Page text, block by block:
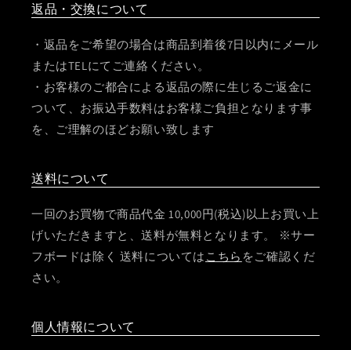
返品・交換について
・返品をご希望の場合は商品到着後7日以内にメール
またはTELにてご連絡ください。
・お客様のご都合による返品の際に生じるご返金に
ついて、お振込手数料はお客様ご負担となります事
を、ご理解のほどお願い致します
送料について
一回のお買物で商品代金 10,000円(税込)以上お買い上
げいただきますと、送料が無料となります。 ※サー
フボードは除く 送料については こちら をご確認くだ
さい。
個人情報について